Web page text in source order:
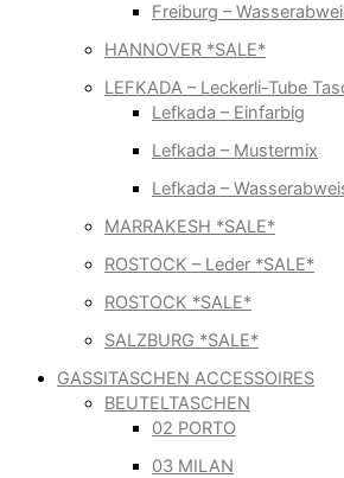
Freiburg –
HANNOVER *SALE*
LEFKADA – Leckerli-Tube
Lefkada – Einfarbig
Lefkada – Mustermix
Lefkada –
MARRAKESH *SALE*
ROSTOCK – Leder *SALE*
ROSTOCK *SALE*
SALZBURG *SALE*
GASSITASCHEN ACCESSOIRES
BEUTELTASCHEN
02 PORTO
03 MILAN